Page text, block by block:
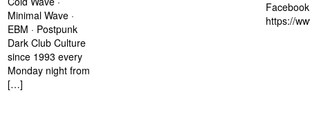
Minimal Wave ·
EBM · Postpunk
Dark Club Culture
since 1993 every
Monday night from
[…]
https://